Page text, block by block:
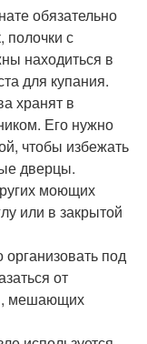
обязательно
полочки с
находиться в
для купания.
хранят в
Его нужно
чтобы избежать
дверцы.
моющих
или в закрытой
под
от
мешающих